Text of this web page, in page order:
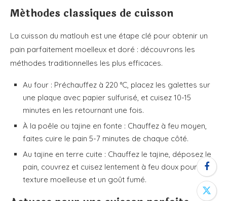
Méthodes classiques de cuisson
La cuisson du matlouh est une étape clé pour obtenir un
pain parfaitement moelleux et doré : découvrons les
méthodes traditionnelles les plus efficaces.
Au four : Préchauffez à 220 °C, placez les galettes sur
une plaque avec papier sulfurisé, et cuisez 10-15
minutes en les retournant une fois.
À la poêle ou tajine en fonte : Chauffez à feu moyen,
faites cuire le pain 5-7 minutes de chaque côté.
Au tajine en terre cuite : Chauffez le tajine, déposez le
pain, couvrez et cuisez lentement à feu doux pour une
texture moelleuse et un goût fumé.